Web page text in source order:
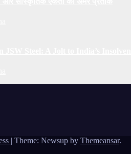
| Theme: Newsup by Themeansar.